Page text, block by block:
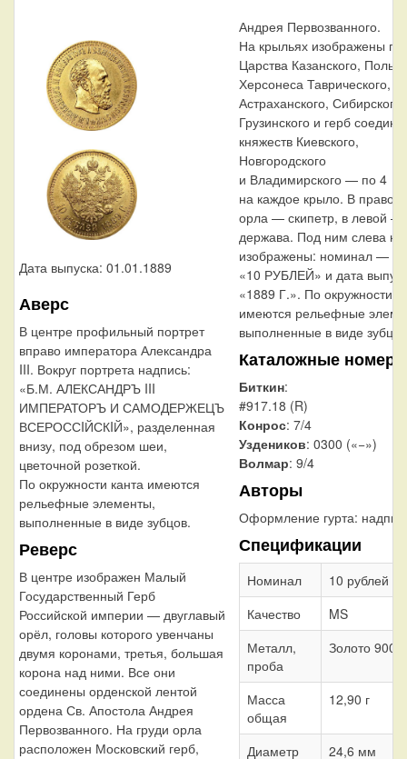
Дата выпуска: 01.01.1889
Аверс
В центре профильный портрет
вправо императора Александра
III. Вокруг портрета надпись:
«Б.М. АЛЕКСАНДРЪ III
ИМПЕРАТОРЪ И САМОДЕРЖЕЦЪ
ВСЕРОССIЙСКIЙ», разделенная
внизу, под обрезом шеи,
цветочной розеткой.
По окружности канта имеются
рельефные элементы,
выполненные в виде зубцов.
Реверс
В центре изображен Малый
Государственный Герб
Российской империи — двуглавый
орёл, головы которого увенчаны
двумя коронами, третья, большая
корона над ними. Все они
соединены орденской лентой
ордена Св. Апостола Андрея
Первозванного. На груди орла
расположен Московский герб,
Андрея Первозванного.
На крыльях изображены
Царства Казанского,
Херсонеса Таврического,
Астраханского, Сибирского,
Грузинского и герб
княжеств Киевского,
Новгородского
и Владимирского — по 4
на каждое крыло. В правой
орла — скипетр, в левой —
держава. Под ним слева
изображены: номинал —
«10 РУБЛЕЙ» и дата
«1889 Г.». По окружности
имеются рельефные
выполненные в виде
Каталожные номера
Биткин:
#917.18 (R)
Конрос: 7/4
Уздеников: 0300 («−»)
Волмар: 9/4
Авторы
Оформление гурта:
Спецификации
Номинал
10 рублей
Качество
MS
Металл,
проба
Золото 900
Масса
общая
12,90 г
Диаметр 24,6 мм